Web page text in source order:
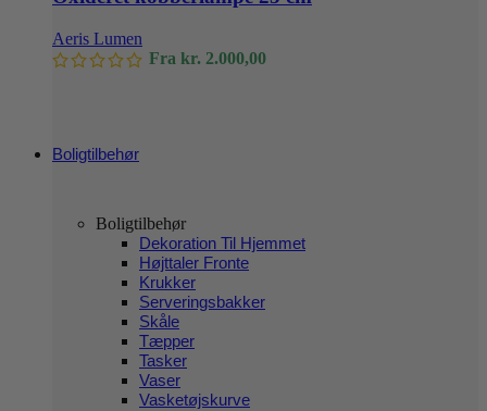
flere
Mulighederne
kan
Aeris Lumen
Fra kr. 2.000,00
Boligtilbehør
Boligtilbehør
Dekoration Til Hjemmet
Højttaler Fronte
Krukker
Serveringsbakker
Skåle
Tæpper
Tasker
Vaser
Vasketøjskurve